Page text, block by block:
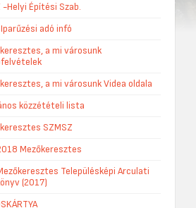
-Helyi Építési Szab.
adó infó
a mi városunk
a mi városunk Videa oldala
közzétételi lista
SZMSZ
Mezőkeresztes
Településképi Arculati
(2017)